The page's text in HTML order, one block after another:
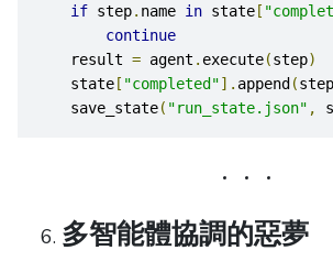
if step. name in state[
continue
    result
= agent . execute(step)
    state
[ "completed"]. append(step
    save_state
( "run_state.json" ,
多智能體協調的惡夢